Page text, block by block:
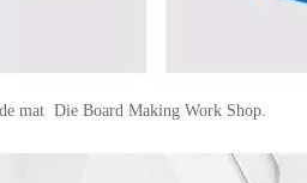
mat Die Board Making Work Shop.